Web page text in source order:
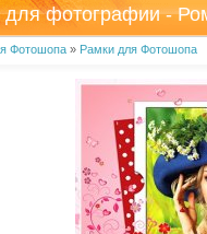
для фотографии -
Фотошопа » Рамки для Фотошопа